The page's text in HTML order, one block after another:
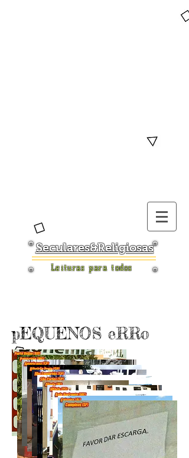
Seculares&Religiosas
Leituras para todos
pEQUENOS eRRo